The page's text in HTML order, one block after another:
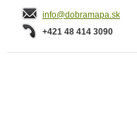
info@dobramapa.sk
+421 48 414 3090